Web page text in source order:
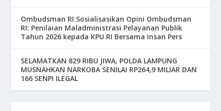
Ombudsman RI Sosialisasikan Opini Ombudsman
RI: Penilaian Maladministrasi Pelayanan Publik
Tahun 2026 kepada KPU RI Bersama Insan Pers
SELAMATKAN 829 RIBU JIWA, POLDA LAMPUNG
MUSNAHKAN NARKOBA SENILAI RP264,9 MILIAR DAN
166 SENPI ILEGAL